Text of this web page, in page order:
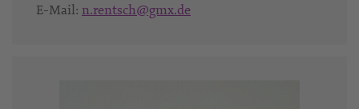
E-Mail: n.rentsch@gmx.de